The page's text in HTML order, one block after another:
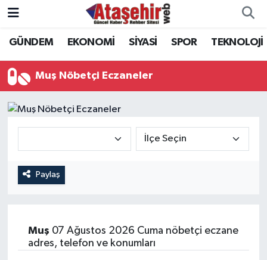
GÜNDEM EKONOMİ SİYASİ SPOR TEKNOLOJİ
Muş Nöbetçi Eczaneler
Paylaş
Muş 07 Ağustos 2026 Cuma nöbetçi eczane
adres, telefon ve konumları
Hava Durumu
Trafik Durumu
Süper Lig Puan Durumu ve Fikstür
Son Dakika Haberleri